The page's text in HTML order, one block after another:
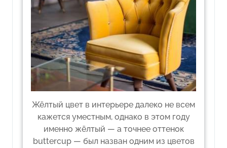
Жёлтый цвет в интерьере далеко не всем
кажется уместным, однако в этом году
именно жёлтый — а точнее оттенок
buttercup — был назван одним из цветов